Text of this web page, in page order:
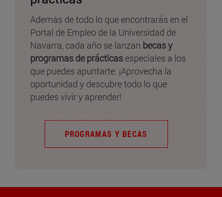
Además de todo lo que encontrarás en el
Portal de Empleo de la Universidad de
Navarra, cada año se lanzan becas y
programas de prácticasespeciales a los
que puedes apuntarte. ¡Aprovecha la
oportunidad y descubre todo lo que
puedes vivir y aprender!
PROGRAMAS Y BECAS